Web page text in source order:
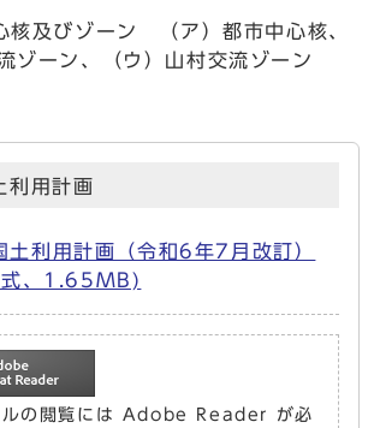
核及びゾーン （ア）都市中心核、
ゾーン、（ウ）山村交流ゾーン
利用計画
土利用計画（令和6年7月改訂）
、1.65MB)
ルの閲覧には Adobe Reader が必